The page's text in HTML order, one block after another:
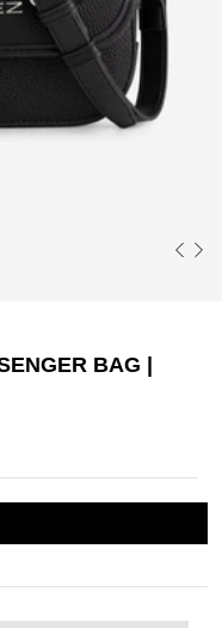
BAG |